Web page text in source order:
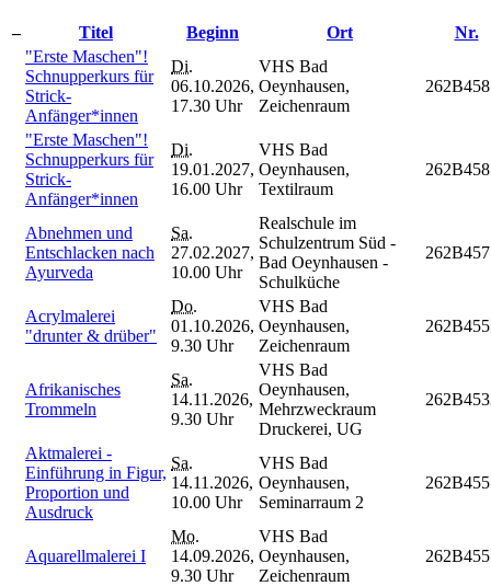
– Titel Beginn Ort
Nr.
"Erste Maschen"!
Schnupperkurs für
Strick-
Anfänger*innen
Di.
06.10.2026,
17.30 Uhr
VHS Bad
Oeynhausen,
Zeichenraum
"Erste Maschen"!
Schnupperkurs für
Strick-
Anfänger*innen
Di.
19.01.2027,
16.00 Uhr
VHS Bad
Oeynhausen,
Textilraum
Abnehmen und
Entschlacken nach
Ayurveda
Sa.
27.02.2027,
10.00 Uhr
Realschule im
Schulzentrum Süd -
Bad Oeynhausen -
Schulküche
Acrylmalerei
"drunter & drüber"
Do.
01.10.2026,
9.30 Uhr
VHS Bad
Oeynhausen,
Zeichenraum
Afrikanisches
Trommeln
Sa.
14.11.2026,
9.30 Uhr
VHS Bad
Oeynhausen,
Mehrzweckraum
Druckerei, UG
Aktmalerei -
Einführung in Figur,
Proportion und
Ausdruck
Sa.
14.11.2026,
10.00 Uhr
VHS Bad
Oeynhausen,
Seminarraum 2
Aquarellmalerei I
Mo.
14.09.2026,
9.30 Uhr
VHS Bad
Oeynhausen,
Zeichenraum